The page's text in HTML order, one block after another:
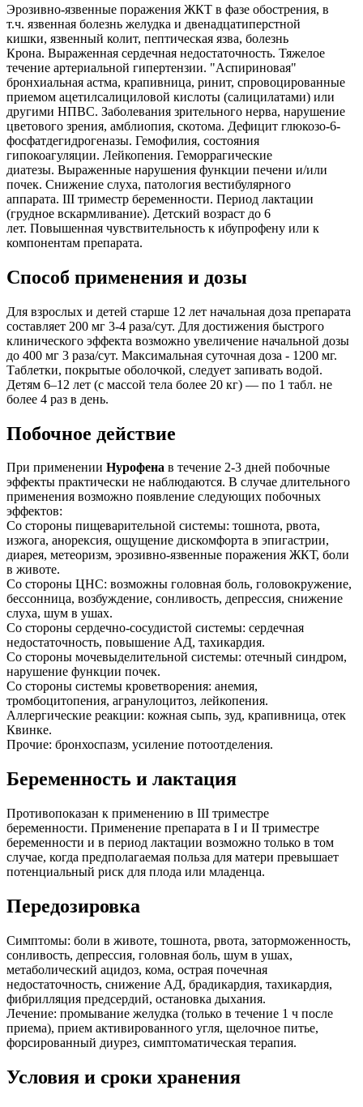
Эрозивно-язвенные поражения ЖКТ в фазе обострения, в
т.ч. язвенная болезнь желудка и двенадцатиперстной
кишки, язвенный колит, пептическая язва, болезнь
Крона. Выраженная сердечная недостаточность. Тяжелое
течение артериальной гипертензии. "Аспириновая"
бронхиальная астма, крапивница, ринит, спровоцированные
приемом ацетилсалициловой кислоты (салицилатами) или
другими НПВС. Заболевания зрительного нерва, нарушение
цветового зрения, амблиопия, скотома. Дефицит глюкозо-6-
фосфатдегидрогеназы. Гемофилия, состояния
гипокоагуляции. Лейкопения. Геморрагические
диатезы. Выраженные нарушения функции печени и/или
почек. Снижение слуха, патология вестибулярного
аппарата. III триместр беременности. Период лактации
(грудное вскармливание). Детский возраст до 6
лет. Повышенная чувствительность к ибупрофену или к
компонентам препарата.
Способ применения и дозы
Для взрослых и детей старше 12 лет начальная доза препарата
составляет 200 мг 3-4 раза/сут. Для достижения быстрого
клинического эффекта возможно увеличение начальной дозы
до 400 мг 3 раза/сут. Максимальная суточная доза - 1200 мг.
Таблетки, покрытые оболочкой, следует запивать водой.
Детям 6–12 лет (с массой тела более 20 кг) — по 1 табл. не
более 4 раз в день.
Побочное действие
При применении Нурофена в течение 2-3 дней побочные
эффекты практически не наблюдаются. В случае длительного
применения возможно появление следующих побочных
эффектов:
Со стороны пищеварительной системы: тошнота, рвота,
изжога, анорексия, ощущение дискомфорта в эпигастрии,
диарея, метеоризм, эрозивно-язвенные поражения ЖКТ, боли
в животе.
Со стороны ЦНС: возможны головная боль, головокружение,
бессонница, возбуждение, сонливость, депрессия, снижение
слуха, шум в ушах.
Со стороны сердечно-сосудистой системы: сердечная
недостаточность, повышение АД, тахикардия.
Со стороны мочевыделительной системы: отечный синдром,
нарушение функции почек.
Со стороны системы кроветворения: анемия,
тромбоцитопения, агранулоцитоз, лейкопения.
Аллергические реакции: кожная сыпь, зуд, крапивница, отек
Квинке.
Прочие: бронхоспазм, усиление потоотделения.
Беременность и лактация
Противопоказан к применению в III триместре
беременности. Применение препарата в I и II триместре
беременности и в период лактации возможно только в том
случае, когда предполагаемая польза для матери превышает
потенциальный риск для плода или младенца.
Передозировка
Симптомы: боли в животе, тошнота, рвота, заторможенность,
сонливость, депрессия, головная боль, шум в ушах,
метаболический ацидоз, кома, острая почечная
недостаточность, снижение АД, брадикардия, тахикардия,
фибрилляция предсердий, остановка дыхания.
Лечение: промывание желудка (только в течение 1 ч после
приема), прием активированного угля, щелочное питье,
форсированный диурез, симптоматическая терапия.
Условия и сроки хранения